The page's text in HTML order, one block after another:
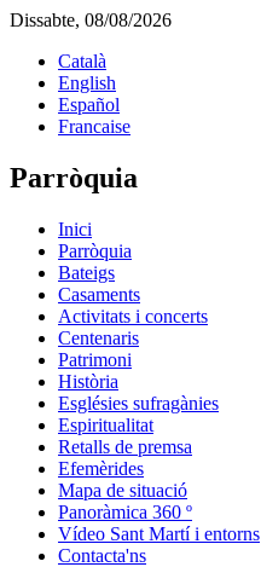
Dissabte, 08/08/2026
Català
English
Español
Francaise
Parròquia
Inici
Parròquia
Bateigs
Casaments
Activitats i concerts
Centenaris
Patrimoni
Història
Esglésies sufragànies
Espiritualitat
Retalls de premsa
Efemèrides
Mapa de situació
Panoràmica 360 º
Vídeo Sant Martí i entorns
Contacta'ns